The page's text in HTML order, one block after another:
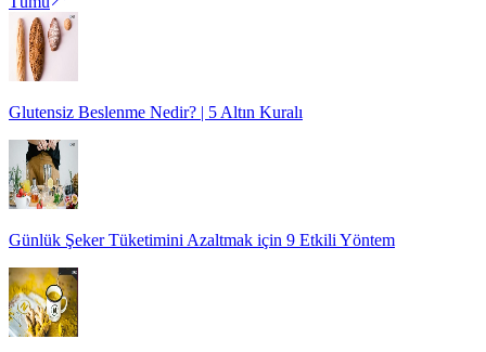
Glutensiz Beslenme Nedir? | 5 Altın Kuralı
Günlük Şeker Tüketimini Azaltmak için 9 Etkili Yöntem